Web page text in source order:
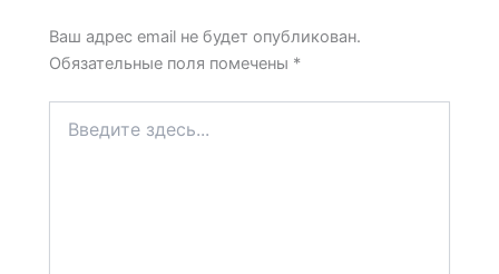
Ваш адрес email не будет опубликован.
Обязательные поля помечены *
здесь...